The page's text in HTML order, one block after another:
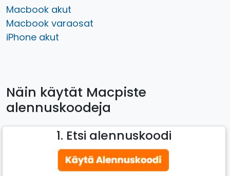
Macbook akut
Macbook varaosat
iPhone akut
Näin käytät Macpiste
alennuskoodeja
1. Etsi alennuskoodi